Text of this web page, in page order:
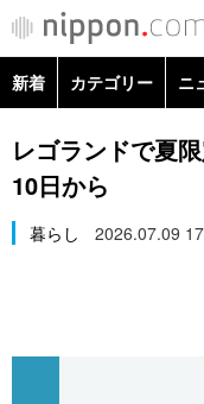
カテゴリー
経済・ビジネス
トップ
In-depth
新着 カテゴリー ニ
政治・外交
経済・ビジネス
レゴランドで夏
10日から
暮らし 2026.07.09